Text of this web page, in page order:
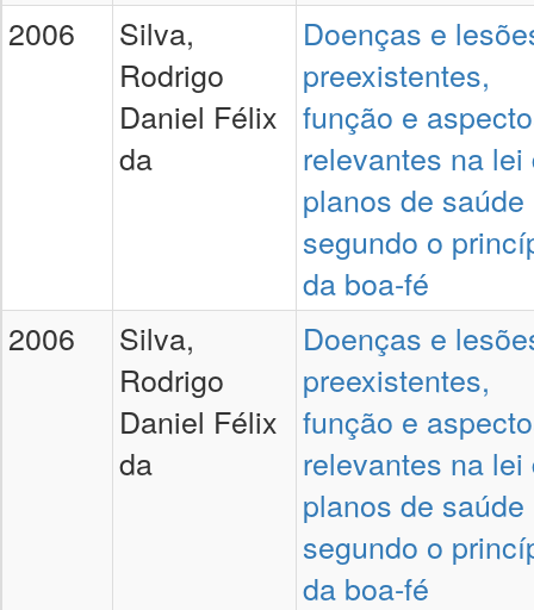
2006
Silva,
Rodrigo
Daniel Félix
da
Doenças e
preexistentes,
função e
relevantes na lei
planos de saúde
segundo o
da boa-fé
2006
Silva,
Rodrigo
Daniel Félix
da
Doenças e
preexistentes,
função e
relevantes na lei
planos de saúde
segundo o
da boa-fé